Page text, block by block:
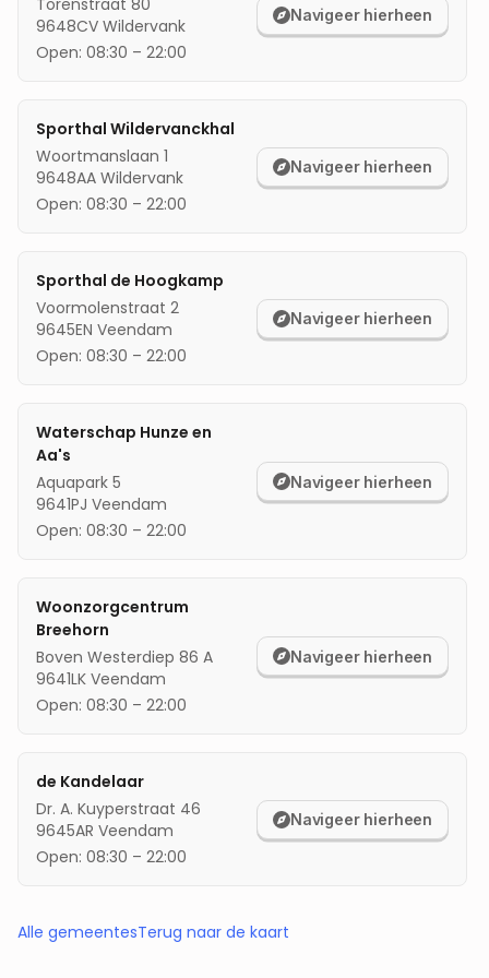
Torenstraat 80
9648CV Wildervank
Open: 08:30 – 22:00
Navigeer hierheen
Sporthal Wildervanckhal
Woortmanslaan 1
9648AA Wildervank
Open: 08:30 – 22:00
Navigeer hierheen
Sporthal de Hoogkamp
Voormolenstraat 2
9645EN Veendam
Open: 08:30 – 22:00
Navigeer hierheen
Waterschap Hunze en
Aa's
Aquapark 5
9641PJ Veendam
Open: 08:30 – 22:00
Navigeer hierheen
Woonzorgcentrum
Breehorn
Boven Westerdiep 86 A
9641LK Veendam
Open: 08:30 – 22:00
Navigeer hierheen
de Kandelaar
Dr. A. Kuyperstraat 46
9645AR Veendam
Open: 08:30 – 22:00
Navigeer hierheen
Alle gemeentesTerug naar de kaart
locatie